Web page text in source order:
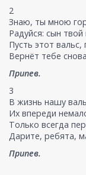
2
Знаю, ты мною
Радуйся: сын твой
Пусть этот
Вернёт тебе
Припев.
3
В жизнь нашу
Их впереди
Только всегда
Дарите, ребята,
Припев.